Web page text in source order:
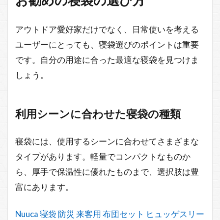
アウトドア愛好家だけでなく、日常使いを考える
ユーザーにとっても、寝袋選びのポイントは重要
です。自分の用途に合った最適な寝袋を見つけま
しょう。
利用シーンに合わせた寝袋の種類
寝袋には、使用するシーンに合わせてさまざまな
タイプがあります。軽量でコンパクトなものか
ら、厚手で保温性に優れたものまで、選択肢は豊
富にあります。
Nuuca 寝袋 防災 来客用 布団セット ヒュッゲスリー